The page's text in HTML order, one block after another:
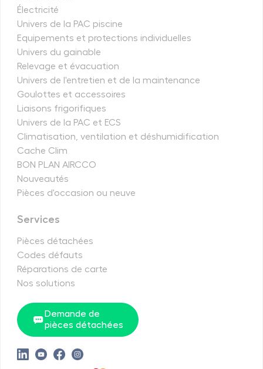
Électricité
Univers de la PAC piscine
Equipements et protections individuelles
Univers du gainable
Relevage et évacuation
Univers de l'entretien et de la maintenance
Goulottes et accessoires
Liaisons frigorifiques
Univers de la PAC et ECS
Climatisation, ventilation et déshumidification
Cache Clim
BON PLAN AIRCCO
Nouveautés
Pièces d'occasion ou neuve
Services
Pièces détachées
Codes défauts
Réparations de carte
Nos solutions
Demande de
pièces détachées